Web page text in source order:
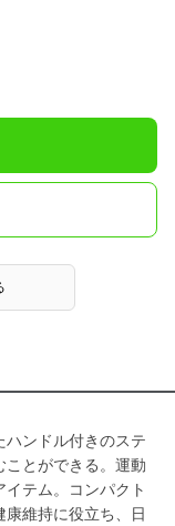
ンドル付きのステ
ことができる。運動
テム。コンパクト
維持に役立ち、日